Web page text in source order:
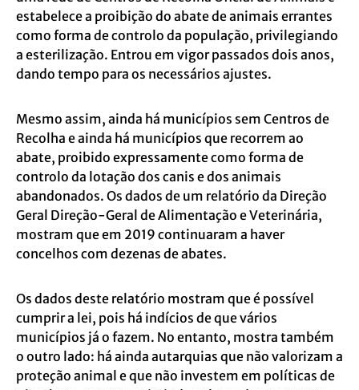
estabelece a proibição do abate de animais errantes
como forma de controlo da população, privilegiando
a esterilização. Entrou em vigor passados dois anos,
dando tempo para os necessários ajustes.
Mesmo assim, ainda há municípios sem Centros de
Recolha e ainda há municípios que recorrem ao
abate, proibido expressamente como forma de
controlo da lotação dos canis e dos animais
abandonados. Os dados de um relatório da Direção
Geral Direção-Geral de Alimentação e Veterinária,
mostram que em 2019 continuaram a haver
concelhos com dezenas de abates.
Os dados deste relatório mostram que é possível
cumprir a lei, pois há indícios de que vários
municípios já o fazem. No entanto, mostra também
o outro lado: há ainda autarquias que não valorizam a
proteção animal e que não investem em políticas de